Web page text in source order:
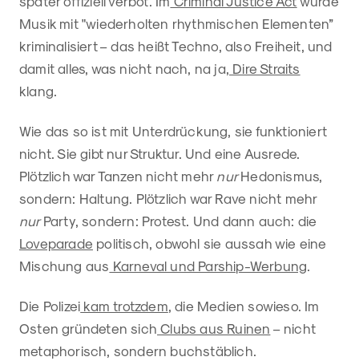
Musik mit "wiederholten rhythmischen Elementen”
kriminalisiert – das heißt Techno, also Freiheit, und
damit alles, was nicht nach, na ja, Dire Straits
klang.
Wie das so ist mit Unterdrückung, sie funktioniert
nicht. Sie gibt nur Struktur. Und eine Ausrede.
Plötzlich war Tanzen nicht mehr nurHedonismus,
sondern: Haltung. Plötzlich war Rave nicht mehr
nurParty, sondern: Protest. Und dann auch: die
Loveparade politisch, obwohl sie aussah wie eine
Mischung aus Karneval und Parship-Werbung.
Die Polizei kam trotzdem, die Medien sowieso. Im
Osten gründeten sich Clubs aus Ruinen – nicht
metaphorisch, sondern buchstäblich.